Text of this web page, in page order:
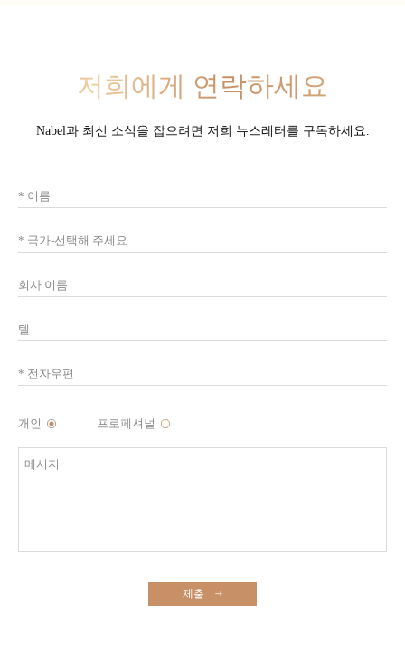
저희에게 연락하세요
Nabel과 최신 소식을 잡으려면 저희 뉴스레터를 구독하세요.
개인 프로페셔널
제출